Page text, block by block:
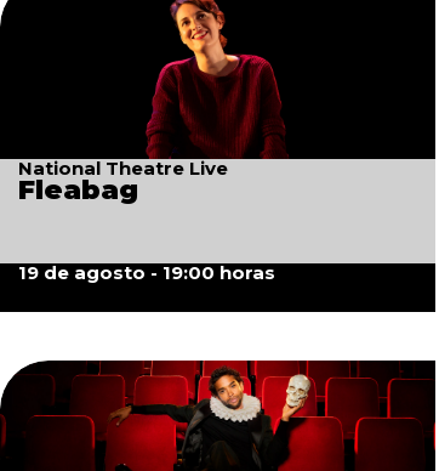
National Theatre Live
Fleabag
19 de agosto - 19:00 horas